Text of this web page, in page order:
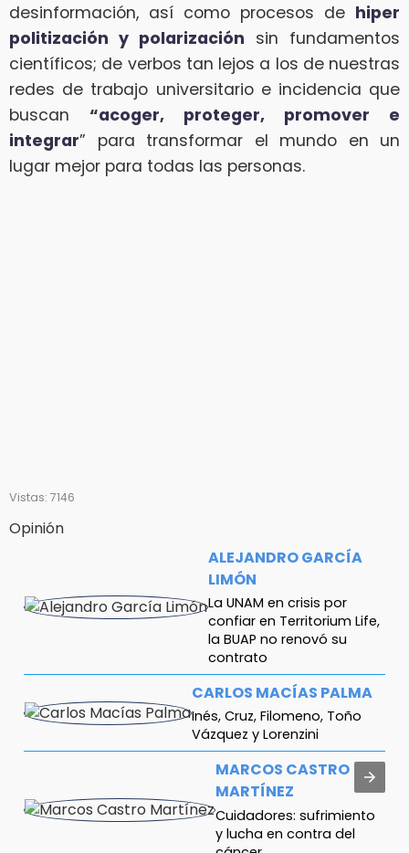
desinformación, así como procesos de hiper
politización y polarización sin fundamentos
científicos; de verbos tan lejos a los de nuestras
redes de trabajo universitario e incidencia que
buscan “acoger, proteger, promover e
integrar” para transformar el mundo en un
lugar mejor para todas las personas.
Vistas: 7146
Opinión
ALEJANDRO GARCÍA
LIMÓN
La UNAM en crisis por
confiar en Territorium Life,
la BUAP no renovó su
contrato
CARLOS MACÍAS PALMA
Inés, Cruz, Filomeno, Toño
Vázquez y Lorenzini
MARCOS CASTRO
MARTÍNEZ
Cuidadores: sufrimiento
y lucha en contra del